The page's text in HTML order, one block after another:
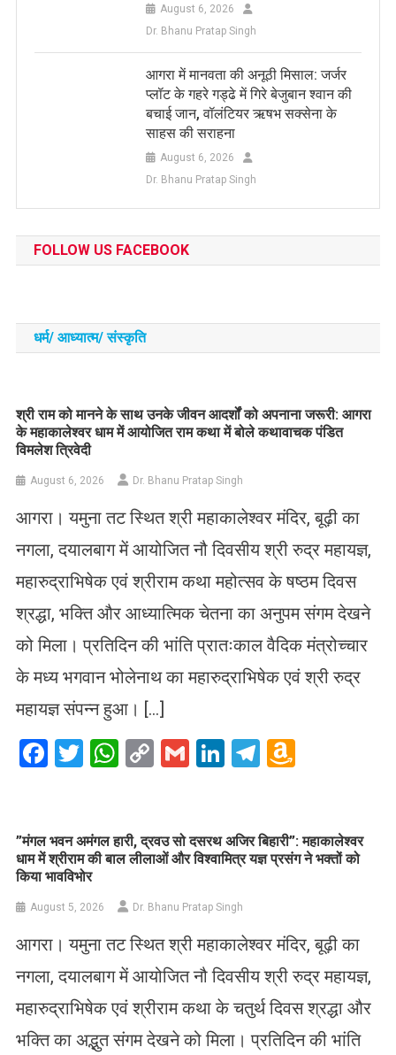
August 6, 2026
Dr. Bhanu Pratap Singh
आगरा में मानवता की अनूठी मिसाल: जर्जर
प्लॉट के गहरे गड्ढे में गिरे बेजुबान श्वान की
बचाई जान, वॉलंटियर ऋषभ सक्सेना के
साहस की सराहना
August 6, 2026
Dr. Bhanu Pratap Singh
FOLLOW US FACEBOOK
धर्म/ आध्‍यात्‍म/ संस्‍कृति
​श्री राम को मानने के साथ उनके जीवन आदर्शों को अपनाना जरूरी: आगरा
के महाकालेश्वर धाम में आयोजित राम कथा में बोले कथावाचक पंडित
विमलेश त्रिवेदी
August 6, 2026 Dr. Bhanu Pratap Singh
आगरा। यमुना तट स्थित श्री महाकालेश्वर मंदिर, बूढ़ी का
नगला, दयालबाग में आयोजित नौ दिवसीय श्री रुद्र महायज्ञ,
महारुद्राभिषेक एवं श्रीराम कथा महोत्सव के षष्ठम दिवस
श्रद्धा, भक्ति और आध्यात्मिक चेतना का अनुपम संगम देखने
को मिला। प्रतिदिन की भांति प्रातःकाल वैदिक मंत्रोच्चार
के मध्य भगवान भोलेनाथ का महारुद्राभिषेक एवं श्री रुद्र
महायज्ञ संपन्न हुआ। […]
Facebook
Twitter
WhatsApp
CopyGmailLinkedIn
Telegram
​”मंगल भवन अमंगल हारी, द्रवउ सो दसरथ अजिर बिहारी”: महाकालेश्वर
धाम में श्रीराम की बाल लीलाओं और विश्वामित्र यज्ञ प्रसंग ने भक्तों को
किया भावविभोर
August 5, 2026 Dr. Bhanu Pratap Singh
आगरा। यमुना तट स्थित श्री महाकालेश्वर मंदिर, बूढ़ी का
नगला, दयालबाग में आयोजित नौ दिवसीय श्री रुद्र महायज्ञ,
महारुद्राभिषेक एवं श्रीराम कथा के चतुर्थ दिवस श्रद्धा और
भक्ति का अद्भुत संगम देखने को मिला। प्रतिदिन की भांति